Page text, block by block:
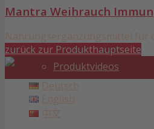
Produktvideos
Mantra Weihrauch Immun
Nahrungsergänzungsmittel für
zurück zur Produkthauptseite
Deutsch
English
中文